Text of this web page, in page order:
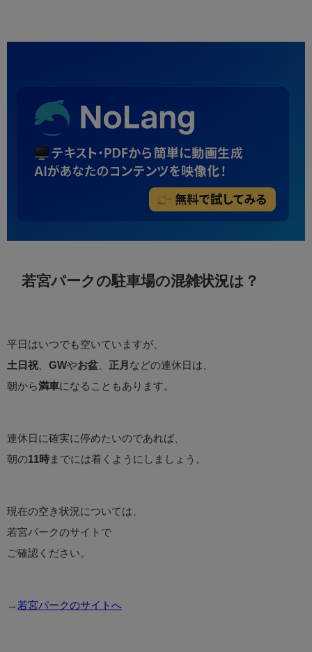
若宮パークの駐車場の混雑状況は？
平日はいつでも空いていますが、
土日祝、 GWやお盆 正月 などの連休日は、
朝から満車になることもあります。
連休日に確実に停めたいのであれば、
朝の11時 までには着くようにしましょう。
現在の空き状況については、
若宮パークのサイトで
ご確認ください。
→ 若宮パークのサイトへ